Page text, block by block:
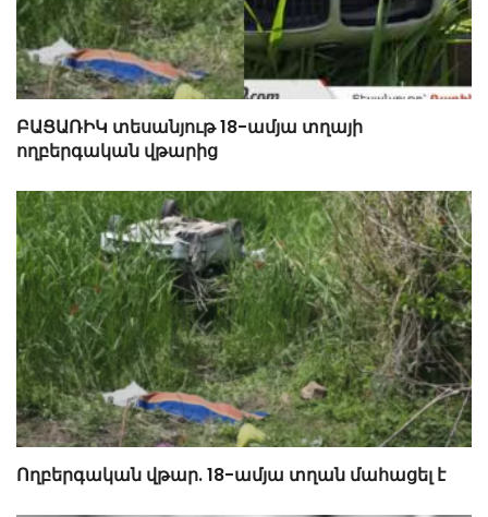
ԲԱՑԱՌԻԿ տեսանյութ 18-ամյա տղայի
ողբերգական վթարից
Ողբերգական վթար. 18-ամյա տղան մահացել է